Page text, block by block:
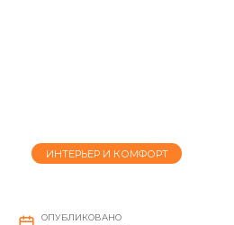
ИНТЕРЬЕР И КОМФОРТ
ОПУБЛИКОВАНО